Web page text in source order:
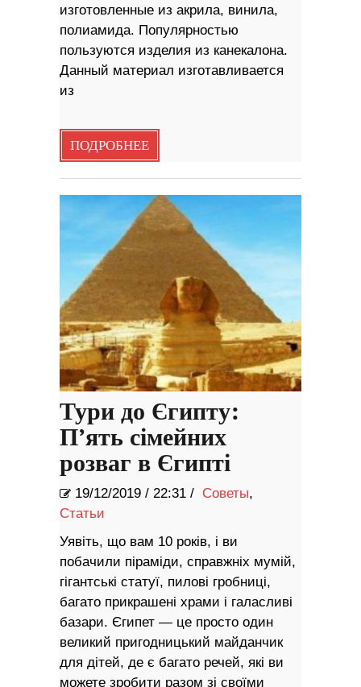
изготовленные из акрила, винила,
полиамида. Популярностью
пользуются изделия из канекалона.
Данный материал изготавливается
из
ПОДРОБНЕЕ
Тури до Єгипту:
П’ять сімейних
розваг в Єгипті
19/12/2019 / 22:31 / Советы,
Статьи
Уявіть, що вам 10 років, і ви
побачили піраміди, справжніх мумій,
гігантські статуї, пилові гробниці,
багато прикрашені храми і галасливі
базари. Єгипет — це просто один
великий пригодницький майданчик
для дітей, де є багато речей, які ви
можете зробити разом зі своїми